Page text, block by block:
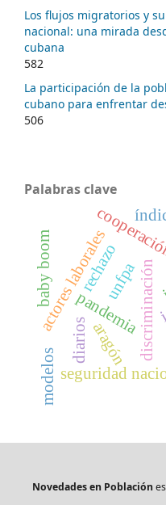
Los flujos migratorios y
nacional: una mirada
cubana
582
La participación de la
cubano para enfrentar
506
Palabras clave
rechazo discriminación
pandemia
seguridad
actores laboralesunfpa
aragón
baby boom
diarios
modelos
Novedades en Población